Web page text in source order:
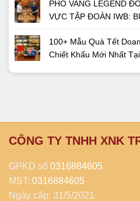
PHỐ VANG LEGEND
VỰC TẬP ĐOÀN IWB:
100+ Mẫu Quà Tết
Chiết Khấu Mới Nhất
CÔNG TY TNHH XNK
GPKD số 0316884605
MST: 0316884605
Ngày cấp: 31/5/2021